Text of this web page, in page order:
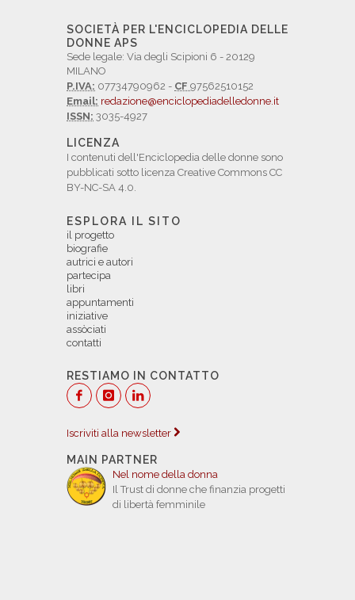
SOCIETÀ PER L'ENCICLOPEDIA DELLE
DONNE APS
Sede legale: Via degli Scipioni 6 - 20129
MILANO
P.IVA: 07734790962 - CF 97562510152
Email: redazione@enciclopediadelledonne.it
ISSN: 3035-4927
LICENZA
I contenuti dell'Enciclopedia delle donne sono
pubblicati sotto licenza Creative Commons CC
BY-NC-SA 4.0.
ESPLORA IL SITO
il progetto
biografie
autrici e autori
partecipa
libri
appuntamenti
iniziative
assòciati
contatti
RESTIAMO IN CONTATTO
Iscriviti alla newsletter
MAIN PARTNER
Nel nome della donna
Il Trust di donne che finanzia progetti
di libertà femminile